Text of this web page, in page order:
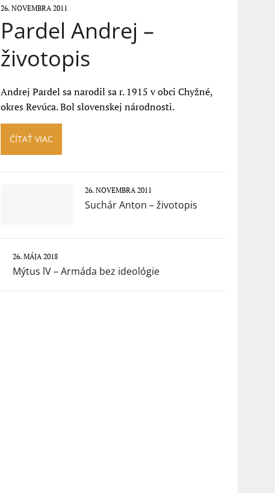
26. NOVEMBRA 2011
Pardel Andrej –
životopis
Andrej Pardel sa narodil sa r. 1915 v obci Chyžné,
okres Revúca. Bol slovenskej národnosti.
ČÍTAŤ VIAC
26. NOVEMBRA 2011
Suchár Anton – životopis
26. MÁJA 2018
Mýtus lV – Armáda bez ideológie